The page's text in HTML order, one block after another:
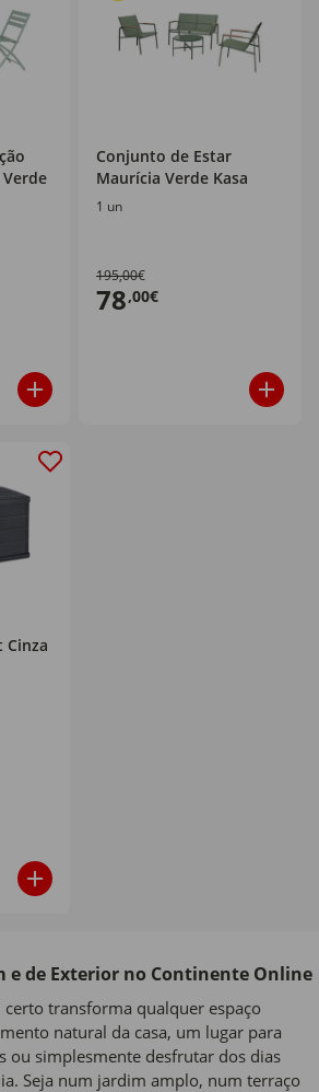
Verde
Conjunto de Estar
Maurícia Verde Kasa
1 un
195,00€
78,00€
Cinza
e de Exterior no Continente Online
transforma qualquer espaço
natural da casa, um lugar para
ou simplesmente desfrutar dos dias
Seja num jardim amplo, num terraço